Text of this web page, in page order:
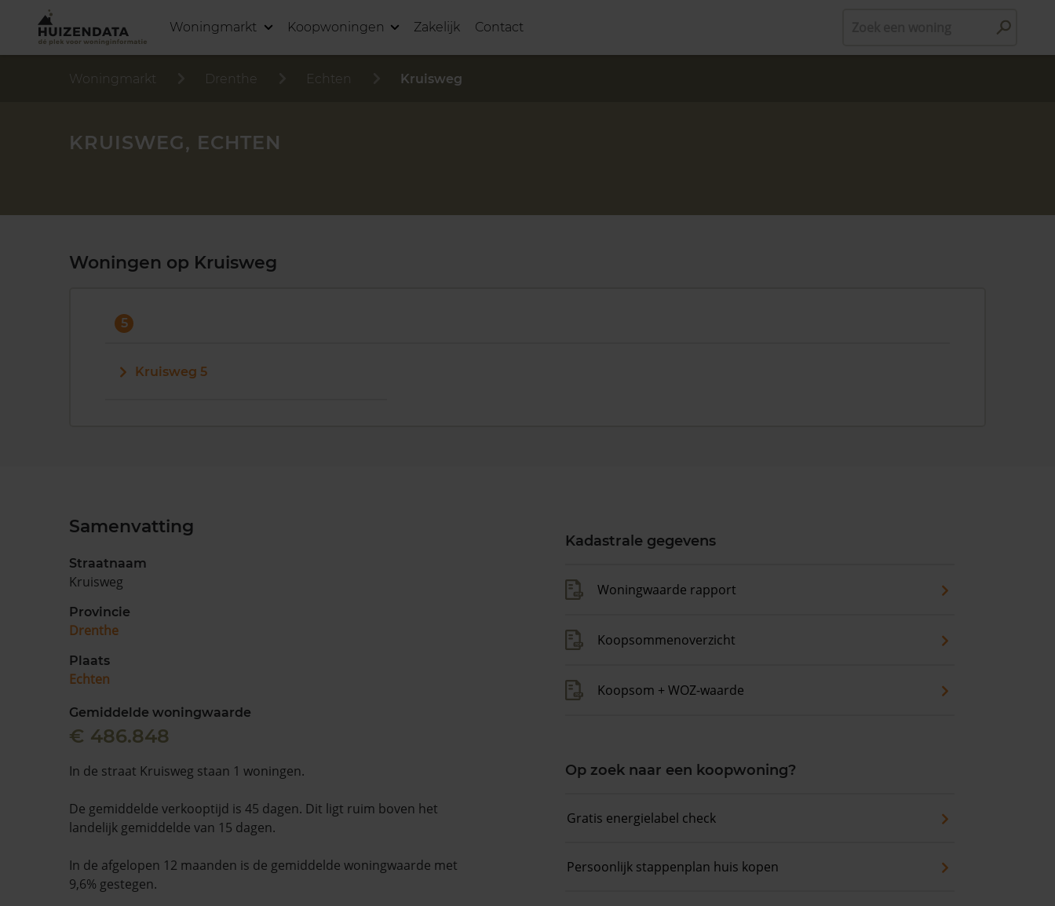
Woningmarkt Koopwoningen Zakelijk Contact
Woningmarkt Drenthe Echten Kruisweg
KRUISWEG, ECHTEN
Woningen op Kruisweg
5
Kruisweg 5
Samenvatting
Straatnaam
Kruisweg
Provincie
Drenthe
Plaats
Echten
Gemiddelde woningwaarde
€ 486.848
In de straat Kruisweg staan 1 woningen.
De gemiddelde verkooptijd is 45 dagen. Dit ligt ruim boven het
landelijk gemiddelde van 15 dagen.
In de afgelopen 12 maanden is de gemiddelde woningwaarde met
9,6% gestegen.
Kadastrale gegevens
Woningwaarde rapport
Koopsommenoverzicht
Koopsom + WOZ-waarde
Op zoek naar een koopwoning?
Gratis energielabel check
Persoonlijk stappenplan huis kopen